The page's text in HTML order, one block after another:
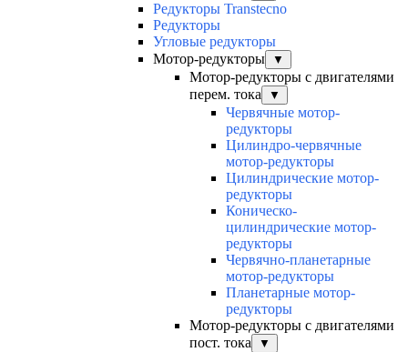
Редукторы Transtecno
Редукторы
Угловые редукторы
Мотор-редукторы
▼
Мотор-редукторы с двигателями
перем. тока
▼
Червячные мотор-
редукторы
Цилиндро-червячные
мотор-редукторы
Цилиндрические мотор-
редукторы
Коническо-
цилиндрические мотор-
редукторы
Червячно-планетарные
мотор-редукторы
Планетарные мотор-
редукторы
Мотор-редукторы с двигателями
пост. тока
▼